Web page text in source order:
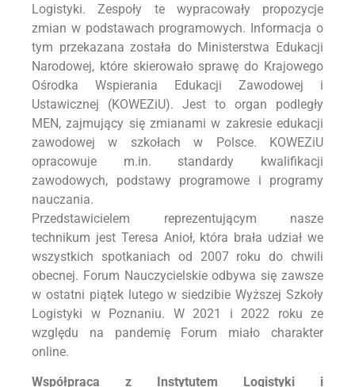
Logistyki. Zespoły te wypracowały propozycje
zmian w podstawach programowych. Informacja o
tym przekazana została do Ministerstwa Edukacji
Narodowej, które skierowało sprawę do Krajowego
Ośrodka Wspierania Edukacji Zawodowej i
Ustawicznej (KOWEZiU). Jest to organ podległy
MEN, zajmujący się zmianami w zakresie edukacji
zawodowej w szkołach w Polsce. KOWEZiU
opracowuje m.in. standardy kwalifikacji
zawodowych, podstawy programowe i programy
nauczania.
Przedstawicielem reprezentującym nasze
technikum jest Teresa Anioł, która brała udział we
wszystkich spotkaniach od 2007 roku do chwili
obecnej. Forum Nauczycielskie odbywa się zawsze
w ostatni piątek lutego w siedzibie Wyższej Szkoły
Logistyki w Poznaniu. W 2021 i 2022 roku ze
względu na pandemię Forum miało charakter
online.
Współpraca z Instytutem Logistyki i